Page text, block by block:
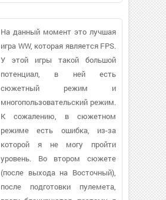
На данный момент это лучшая
игра WW, которая является FPS.
У этой игры такой большой
потенциал, в ней есть
сюжетный режим и
многопользовательский режим.
К сожалению, в сюжетном
режиме есть ошибка, из-за
которой я не могу пройти
уровень. Во втором сюжете
(после выхода на Восточный),
после подготовки пулемета,